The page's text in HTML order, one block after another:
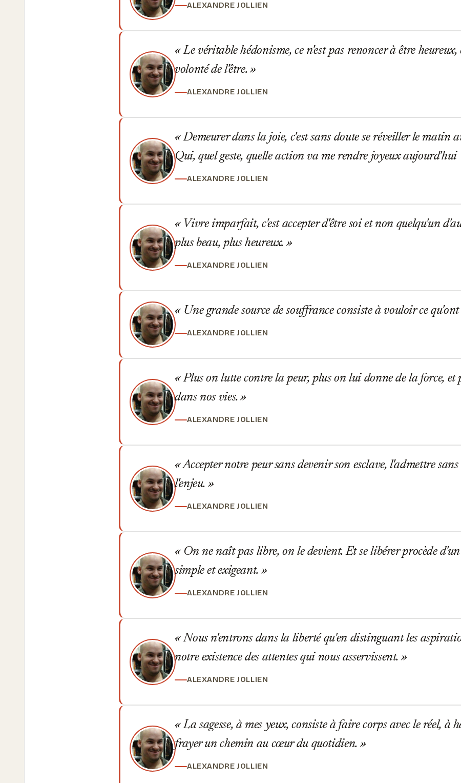
ALEXANDRE JOLLIEN
Le véritable hédonisme, ce n'est pas renoncer à être heureux,
volonté de l'être.
ALEXANDRE JOLLIEN
Demeurer dans la joie, c'est sans doute se réveiller le matin
Qui, quel geste, quelle action va me rendre joyeux
ALEXANDRE JOLLIEN
Vivre imparfait, c'est accepter d'être soi et non quelqu'un
plus beau, plus heureux.
ALEXANDRE JOLLIEN
Une grande source de souffrance consiste à vouloir ce
ALEXANDRE JOLLIEN
Plus on lutte contre la peur, plus on lui donne de la force, et
dans nos vies.
ALEXANDRE JOLLIEN
Accepter notre peur sans devenir son esclave, l'admettre
l'enjeu.
ALEXANDRE JOLLIEN
On ne naît pas libre, on le devient. Et se libérer procède d'un
simple et exigeant.
ALEXANDRE JOLLIEN
Nous n'entrons dans la liberté qu'en distinguant les
notre existence des attentes qui nous asservissent.
ALEXANDRE JOLLIEN
La sagesse, à mes yeux, consiste à faire corps avec le réel, à
frayer un chemin au cœur du quotidien.
ALEXANDRE JOLLIEN